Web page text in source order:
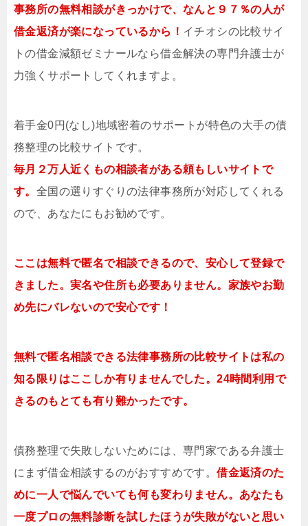
事務所の無料相談がきっかけで、なんと９７％の人が
借金返済が楽になっているから！ イチオシの比較サイ
トの借金減額ゼミナールなら借金解決の専門弁護士が
力強くサポートしてくれますよ。
着手金0円(なし)地域密着のサポートが特色の大手の債
務整理の比較サイトです。
毎月２万人近くもの相談者がある頼もしいサイトで
す。 全国の選りすぐりの法律事務所が対応してくれる
ので、あなたにもお勧めです。
ここは無料で匿名で相談できるので、安心して登録で
きました。実名や住所も必要ありません。家族やお勤
め先にバレないので安心です！
無料で匿名相談できる法律事務所の比較サイトは私の
知る限りはここしか有りませんでした。24時間利用で
きるのもとても有り難かったです。
債務整理で失敗しないためには、専門家である弁護士
にまず借金相談するのがおすすめです。借金返済のた
めに一人で悩んでいても何も変わりません。あなたも
一度プロの無料診断を試したほうが失敗がないと思い